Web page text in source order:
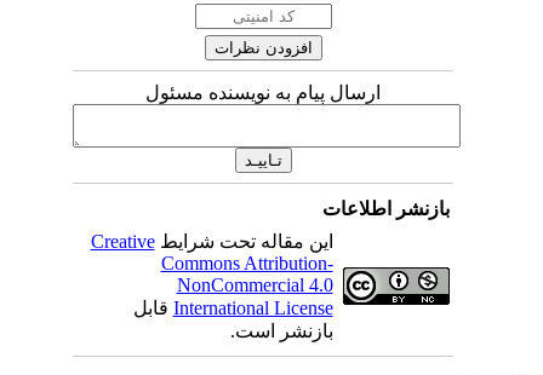
ارسال پیام به نویسنده مسئول
بازنشر اطلاعات
این مقاله تحت شرایطCreative
Commons Attribution-
NonCommercial 4.0
International Licenseقابل
بازنشر است.